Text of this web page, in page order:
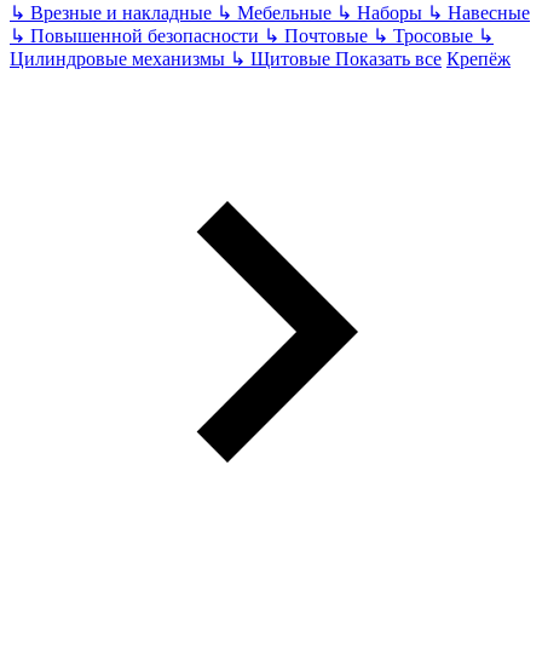
↳ Врезные и накладные ↳ Мебельные ↳ Наборы ↳ Навесные
↳ Повышенной безопасности ↳ Почтовые ↳ Тросовые ↳
Цилиндровые механизмы ↳ Щитовые Показать все Крепёж